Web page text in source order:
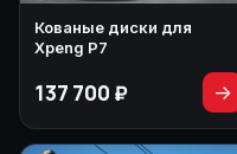
Кованые диски для
Xpeng P7
137 700 ₽ →